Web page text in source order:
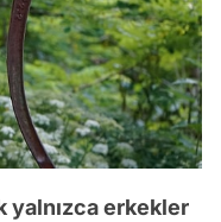
yalnızca erkekler